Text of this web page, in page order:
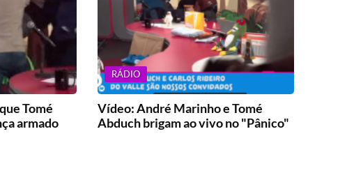
Tomé
armado
RÁDIO
Vídeo: André Marinho e Tomé
Abduch brigam ao vivo no "Pânico"